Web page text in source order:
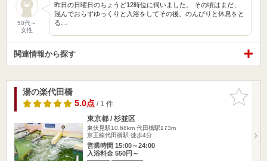
50代～
女性
昨日の日曜日のちょうど12時位に伺いました。 その頃はまだ、
混んでおらずゆっくりと入浴をしてその後、のんびりと休息をと
る…
関連情報から探す
お気に入
りに追加
湯の楽代田橋
5.0点/ 1 件
東京都 / 杉並区
東伏見駅10.68km 代田橋駅173m
京王線代田橋駅 徒歩4分
営業時間 15:00～24:00
入浴料金 550円～